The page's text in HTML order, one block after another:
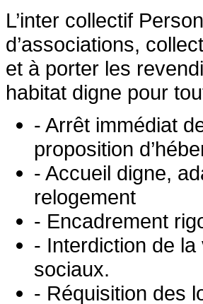
L’inter collectif
d’associations,
et à porter les
habitat digne pour
- Arrêt immédiat
proposition
- Accueil digne,
relogement
- Encadrement
- Interdiction de
sociaux.
- Réquisition des